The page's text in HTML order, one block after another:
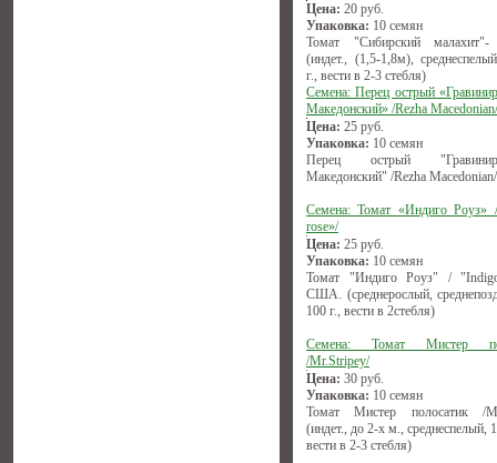
Цена: 20 руб.
Упаковка: 10 семян
Томат "Сибирский
(индет., (1,5-1,8м),
г., вести в 2-3 стебля)
Семена: Перец острый
Македонский» /Rezha Macedonian/
Цена: 25 руб.
Упаковка: 10 семян
Перец острый
Македонский" /Rezha Macedonian/
Семена: Томат «Индиго Роуз»
rose»/
Цена: 25 руб.
Упаковка: 10 семян
Томат "Индиго Роуз" /
США. (среднерослый,
100 г., вести в 2стебля)
Семена: Томат Мистер
/Mr.Stripey/
Цена: 30 руб.
Упаковка: 10 семян
Томат Мистер полосатик /
(индет., до 2-х м., среднеспелый,
вести в 2-3 стебля)